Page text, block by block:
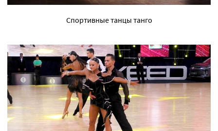
Спортивные танцы танго